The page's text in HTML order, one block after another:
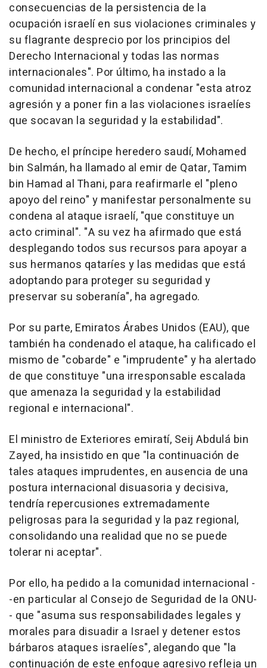
consecuencias de la persistencia de la
ocupación israelí en sus violaciones criminales y
su flagrante desprecio por los principios del
Derecho Internacional y todas las normas
internacionales". Por último, ha instado a la
comunidad internacional a condenar "esta atroz
agresión y a poner fin a las violaciones israelíes
que socavan la seguridad y la estabilidad".
De hecho, el príncipe heredero saudí, Mohamed
bin Salmán, ha llamado al emir de Qatar, Tamim
bin Hamad al Thani, para reafirmarle el "pleno
apoyo del reino" y manifestar personalmente su
condena al ataque israelí, "que constituye un
acto criminal". "A su vez ha afirmado que está
desplegando todos sus recursos para apoyar a
sus hermanos qataríes y las medidas que está
adoptando para proteger su seguridad y
preservar su soberanía", ha agregado.
Por su parte, Emiratos Árabes Unidos (EAU), que
también ha condenado el ataque, ha calificado el
mismo de "cobarde" e "imprudente" y ha alertado
de que constituye "una irresponsable escalada
que amenaza la seguridad y la estabilidad
regional e internacional".
El ministro de Exteriores emiratí, Seij Abdulá bin
Zayed, ha insistido en que "la continuación de
tales ataques imprudentes, en ausencia de una
postura internacional disuasoria y decisiva,
tendría repercusiones extremadamente
peligrosas para la seguridad y la paz regional,
consolidando una realidad que no se puede
tolerar ni aceptar".
Por ello, ha pedido a la comunidad internacional -
-en particular al Consejo de Seguridad de la ONU-
- que "asuma sus responsabilidades legales y
morales para disuadir a Israel y detener estos
bárbaros ataques israelíes", alegando que "la
continuación de este enfoque agresivo refleja un